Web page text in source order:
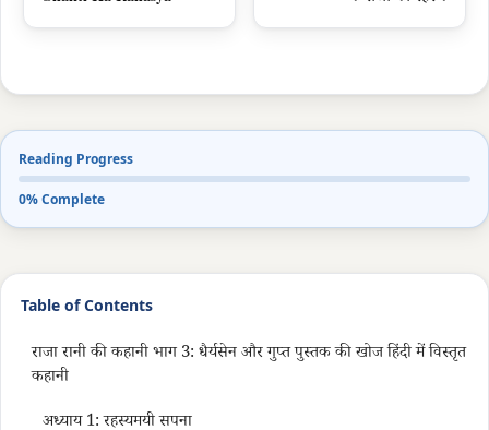
Reading Progress
0% Complete
Table of Contents
राजा रानी की कहानी भाग 3: धैर्यसेन और गुप्त पुस्तक की खोज हिंदी में विस्तृत
कहानी
अध्याय 1: रहस्यमयी सपना